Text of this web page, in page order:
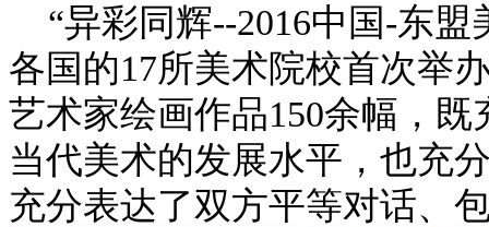
“异彩同辉--2016中国-东盟
各国的17所美术院校首次举
艺术家绘画作品150余幅，
当代美术的发展水平，也充
充分表达了双方平等对话、